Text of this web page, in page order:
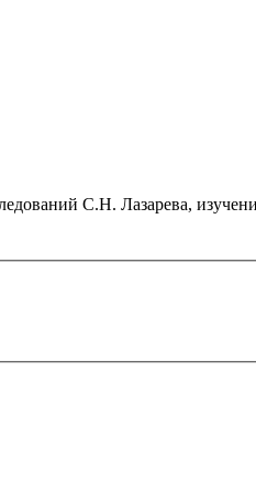
С.Н. Лазарева,